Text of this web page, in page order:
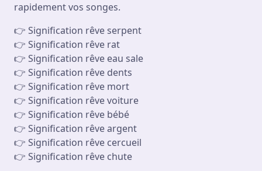
rapidement vos songes.
👉 Signification rêve serpent
👉 Signification rêve rat
👉 Signification rêve eau sale
👉 Signification rêve dents
👉 Signification rêve mort
👉 Signification rêve voiture
👉 Signification rêve bébé
👉 Signification rêve argent
👉 Signification rêve cercueil
👉 Signification rêve chute